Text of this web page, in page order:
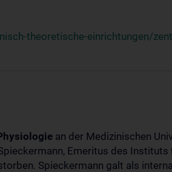
theoretische-einrichtungen/
an der Medizinischen
Emeritus des Instituts
Spieckermann galt als